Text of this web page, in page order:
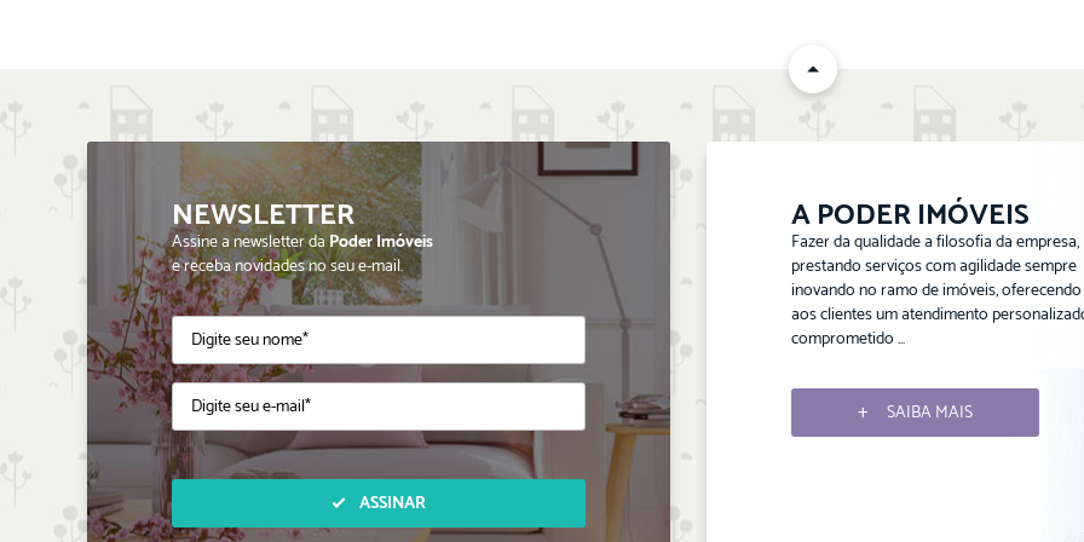
NEWSLETTER
Assine a newsletter daPoder Imóveis
e receba novidades no seu e-mail.
ASSINAR
A PODER IMÓVEIS
Fazer da qualidade a filosofia da empresa,
prestando serviços com agilidade sempre
inovando no ramo de imóveis, oferecendo
aos clientes um atendimento
comprometido ...
SAIBA MAIS